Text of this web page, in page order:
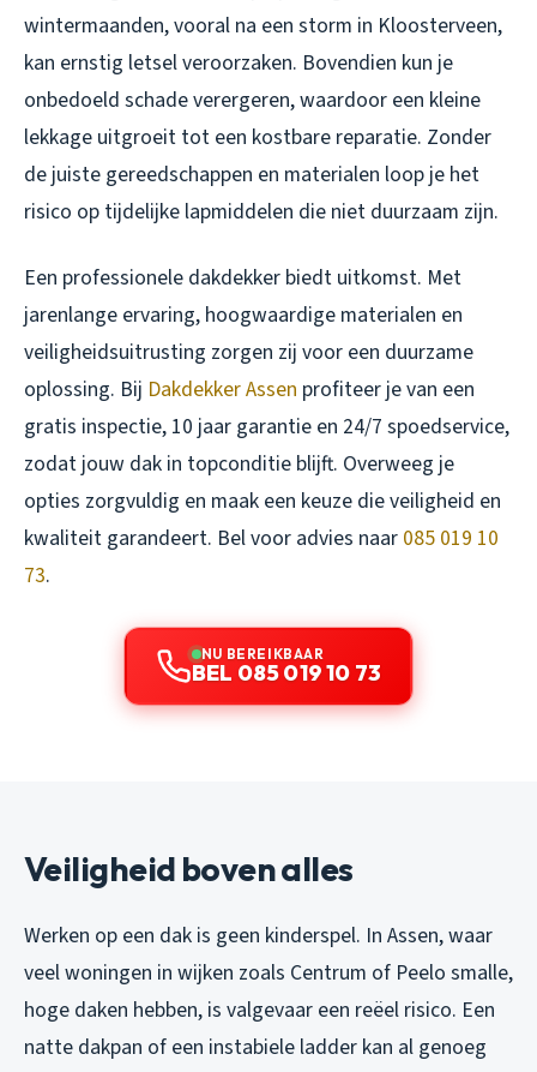
wintermaanden, vooral na een storm in Kloosterveen,
kan ernstig letsel veroorzaken. Bovendien kun je
onbedoeld schade verergeren, waardoor een kleine
lekkage uitgroeit tot een kostbare reparatie. Zonder
de juiste gereedschappen en materialen loop je het
risico op tijdelijke lapmiddelen die niet duurzaam zijn.
Een professionele dakdekker biedt uitkomst. Met
jarenlange ervaring, hoogwaardige materialen en
veiligheidsuitrusting zorgen zij voor een duurzame
oplossing. Bij Dakdekker Assen profiteer je van een
gratis inspectie, 10 jaar garantie en 24/7 spoedservice,
zodat jouw dak in topconditie blijft. Overweeg je
opties zorgvuldig en maak een keuze die veiligheid en
kwaliteit garandeert. Bel voor advies naar 085 019 10
73.
NU BEREIKBAAR
BEL 085 019 10 73
Veiligheid boven alles
Werken op een dak is geen kinderspel. In Assen, waar
veel woningen in wijken zoals Centrum of Peelo smalle,
hoge daken hebben, is valgevaar een reëel risico. Een
natte dakpan of een instabiele ladder kan al genoeg